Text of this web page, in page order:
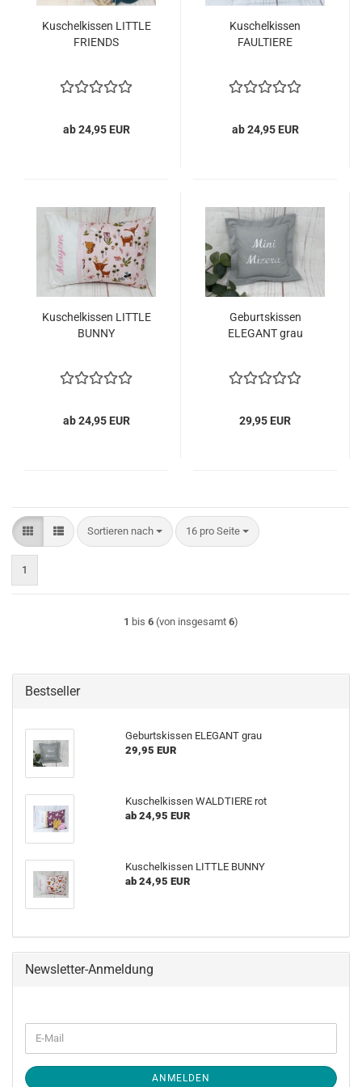
Kuschelkissen LITTLE
FRIENDS
ab 24,95 EUR
Kuschelkissen
FAULTIERE
ab 24,95 EUR
Kuschelkissen LITTLE
BUNNY
ab 24,95 EUR
Geburtskissen
ELEGANT grau
29,95 EUR
Sortieren nach
Sortieren nach 16 pro Seite
pro Seite
1
1 bis 6 (von insgesamt 6)
Bestseller
Geburtskissen ELEGANT grau
29,95 EUR
Kuschelkissen WALDTIERE rot
ab 24,95 EUR
Kuschelkissen LITTLE BUNNY
ab 24,95 EUR
Newsletter-Anmeldung
ZUR
NEWSLETTER-
ANMELDUNG
E-
Mail
ANMELDEN